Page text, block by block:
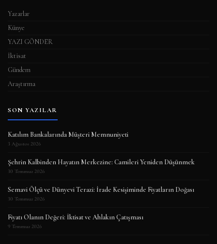
Yazarlar
Künye
YAZI GÖNDER
İktisat
Gündem
Araştırma
SON YAZILAR
Katılım Bankalarında Müşteri Memnuniyeti
3 Ağustos 2026
Şehrin Kalbinden Hayatın Merkezine: Camileri Yeniden Düşünmek
30 Temmuz 2026
Semavi Ölçü ve Dünyevi Terazi: İrade Kesişiminde Fiyatların Doğası
30 Temmuz 2026
Fiyatı Olanın Değeri: İktisat ve Ahlakın Çatışması
9 Temmuz 2026